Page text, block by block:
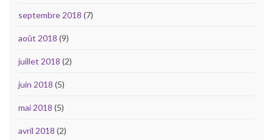
septembre 2018 (7)
août 2018 (9)
juillet 2018 (2)
juin 2018 (5)
mai 2018 (5)
avril 2018 (2)